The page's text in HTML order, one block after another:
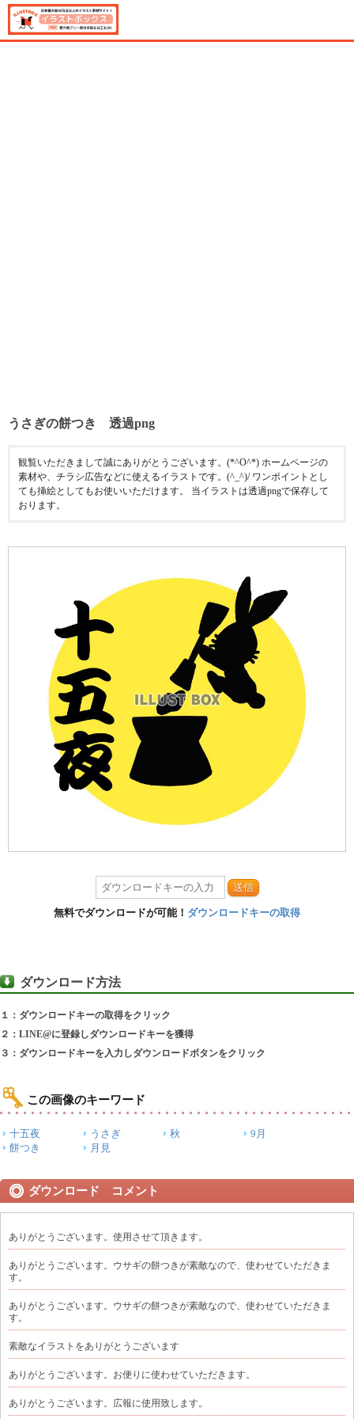
うさぎの餅つき 透過png
観覧いただきまして誠にありがとうございます。(*^O^*) ホームページの
素材や、チラシ広告などに使えるイラストです。(^_^)/ ワンポイントとし
ても挿絵としてもお使いいただけます。 当イラストは透過pngで保存して
おります。
送信
無料でダウンロードが可能！ ダウンロードキーの取得
ダウンロード方法
１：ダウンロードキーの取得をクリック
２：LINE@に登録しダウンロードキーを獲得
３：ダウンロードキーを入力しダウンロードボタンをクリック
この画像のキーワード
十五夜 うさぎ 秋
9月
餅つき
月見
ダウンロード コメント
ありがとうございます。使用させて頂きます。
ありがとうございます。ウサギの餅つきが素敵なので、使わせていただきま
す。
ありがとうございます。ウサギの餅つきが素敵なので、使わせていただきま
す。
素敵なイラストをありがとうございます
ありがとうございます。お便りに使わせていただきます。
ありがとうございます。広報に使用致します。